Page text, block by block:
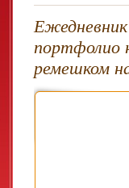
портфолио
ремешком